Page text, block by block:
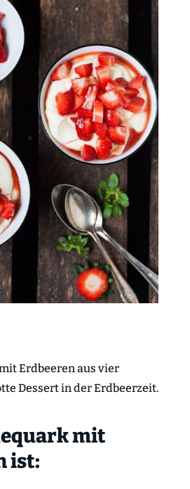
Erdbeeren aus vier
Dessert in der Erdbeerzeit.
mit
ist: